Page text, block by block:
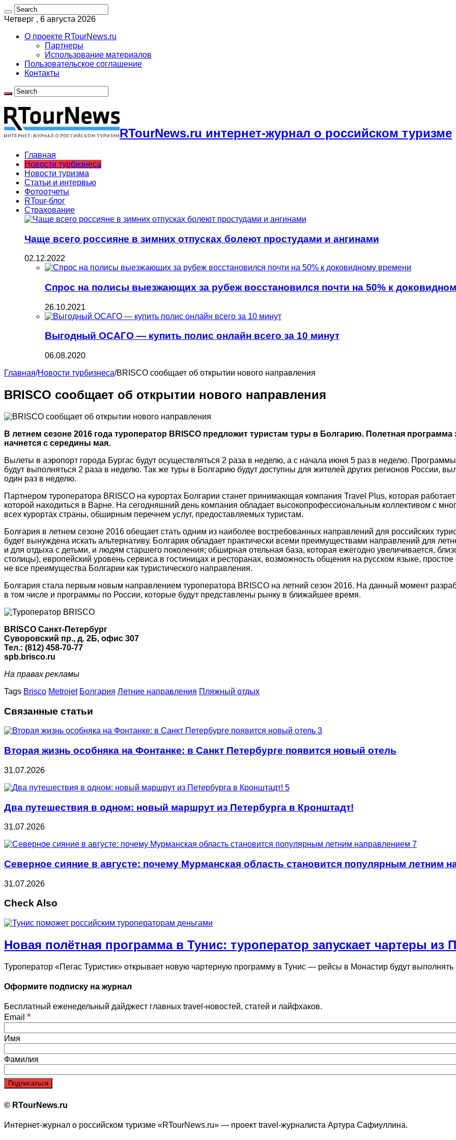
Четверг , 6 августа 2026
О проекте RTourNews.ru
Партнеры
Использование материалов
Пользовательское соглашение
Контакты
RTourNews.ru интернет-журнал о российском туризме
Главная
Новости турбизнеса
Новости туризма
Статьи и интервью
Фотоотчеты
RTour-блог
Страхование
Чаще всего россияне в зимних отпусках болеют простудами и ангинами
02.12.2022
Спрос на полисы выезжающих за рубеж восстановился почти на 50% к
26.10.2021
Выгодный ОСАГО — купить полис онлайн всего за 10 минут
06.08.2020
Главная/Новости турбизнеса/BRISCO сообщает об открытии нового направления
BRISCO сообщает об открытии нового направления
В летнем сезоне 2016 года туроператор BRISCO предложит туристам туры в Болгарию. Полетная
начнется с середины мая.
Вылеты в аэропорт города Бургас будут осуществляться 2 раза в неделю, а с начала июня 5 раз в неделю.
будут выполняться 2 раза в неделю. Так же туры в Болгарию будут доступны для жителей других регионов России,
один раз в неделю.
Партнером туроператора BRISCO на курортах Болгарии станет принимающая компания Travel Plus, которая
которой находиться в Варне. На сегодняшний день компания обладает высокопрофессиональным коллективом с
всех курортах страны, обширным перечнем услуг, предоставляемых туристам.
Болгария в летнем сезоне 2016 обещает стать одним из наиболее востребованных направлений для российских
будет вынуждена искать альтернативу. Болгария обладает практически всеми преимуществами направлений для
и для отдыха с детьми, и людям старшего поколения; обширная отельная база, которая ежегодно увеличивается,
столицы), европейский уровень сервиса в гостиницах и ресторанах, возможность общения на русском языке,
не все преимущества Болгарии как туристического направления.
Болгария стала первым новым направлением туроператора BRISCO на летний сезон 2016. На данный момент
в том числе и программы по России, которые будут представлены рынку в ближайшее время.
BRISCO Санкт-Петербург
Суворовский пр., д. 2Б, офис 307
Тел.: (812) 458-70-77
spb.brisco.ru
На правах рекламы
Tags Brisco Metrojet Болгария Летние направления Пляжный отдых
Связанные статьи
Вторая жизнь особняка на Фонтанке: в Санкт Петербурге появится новый отель
31.07.2026
Два путешествия в одном: новый маршрут из Петербурга в Кронштадт!
31.07.2026
Северное сияние в августе: почему Мурманская область становится популярным летним
31.07.2026
Check Also
Новая полётная программа в Тунис: туроператор запускает чартеры из
Туроператор «Пегас Туристик» открывает новую чартерную программу в Тунис — рейсы в Монастир будут
Оформите подписку на журнал
Бесплатный еженедельный дайджест главных travel-новостей, статей и лайфхаков.
Email *
Имя
Фамилия
© RTourNews.ru
Интернет-журнал о российском туризме «RTourNews.ru» — проект travel-журналиста Артура Сафиуллина.